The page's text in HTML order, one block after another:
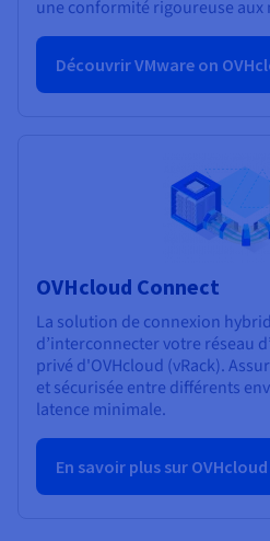
une conformité rigoureuse aux
Découvrir VMware on
OVHcloud Connect
La solution de connexion
d’interconnecter votre réseau
privé d'OVHcloud (vRack).
et sécurisée entre différents
latence minimale.
En savoir plus sur